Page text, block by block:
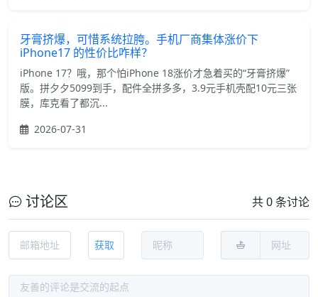
牙膏挤爆，可惜系统拉胯。手机厂商集体涨价下
iPhone17 的性价比咋样？
iPhone 17？哦，那个怕iPhone 18涨价才急着买的“牙膏挤爆”
版。拼夕夕5099到手，配件全拼多多，3.9元手机壳配10元三张
膜，库克看了都沉...
2026-07-31
讨论区 共 0 条讨论
获取